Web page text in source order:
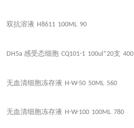
双抗溶液 H8611 100ML 90
DH5a 感受态细胞 CQ101-1 100ul*20支 400
无血清细胞冻存液 H-W-50 50ML 560
无血清细胞冻存液 H-W-100 100ML 780